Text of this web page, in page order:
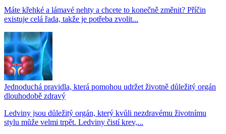
Máte křehké a lámavé nehty a chcete to konečně změnit? Příčin
existuje celá řada, takže je potřeba zvolit...
Jednoduchá pravidla, která pomohou udržet životně důležitý orgán
dlouhodobě zdravý
Ledviny jsou důležitý orgán, který kvůli nezdravému životnímu
stylu může velmi trpět. Ledviny čistí krev,...